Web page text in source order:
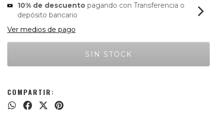
10% de descuento pagando con Transferencia o
depósito bancario
Ver medios de pago
COMPARTIR: